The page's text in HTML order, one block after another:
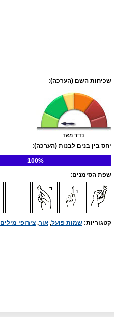
שכיחות השם (הערכה):
נדיר מאד
יחס בין בנים לבנות (הערכה):
100%
שפת הסימנים:
קטגוריות: שמות פועל, אור, צירופי מילים